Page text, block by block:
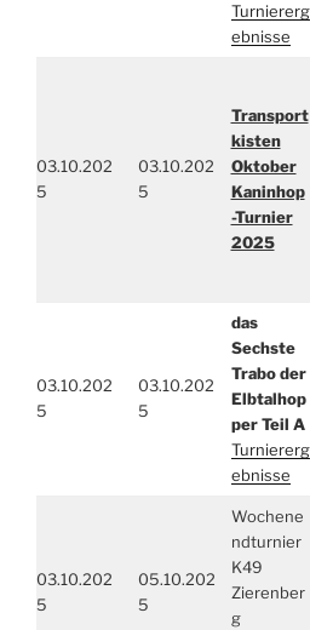
Turniererg
ebnisse
03.10.202
5
03.10.202
5
Transport
kisten
Oktober
Kaninhop
-Turnier
2025
03.10.202
5
03.10.202
5
das
Sechste
Trabo der
Elbtalhop
per Teil A
Turniererg
ebnisse
03.10.202
5
05.10.202
5
Wochene
ndturnier
K49
Zierenber
g